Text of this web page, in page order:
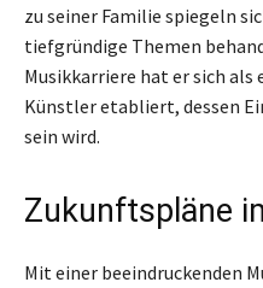
zu seiner Familie spiegeln
tiefgründige Themen
Musikkarriere hat er sich
Künstler etabliert, dessen
sein wird.
Zukunftspläne
Mit einer beeindruckenden